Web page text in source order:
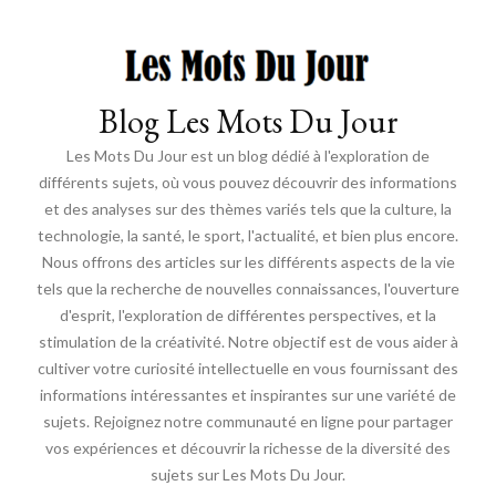
Blog Les Mots Du Jour
Les Mots Du Jour est un blog dédié à l'exploration de
différents sujets, où vous pouvez découvrir des informations
et des analyses sur des thèmes variés tels que la culture, la
technologie, la santé, le sport, l'actualité, et bien plus encore.
Nous offrons des articles sur les différents aspects de la vie
tels que la recherche de nouvelles connaissances, l'ouverture
d'esprit, l'exploration de différentes perspectives, et la
stimulation de la créativité. Notre objectif est de vous aider à
cultiver votre curiosité intellectuelle en vous fournissant des
informations intéressantes et inspirantes sur une variété de
sujets. Rejoignez notre communauté en ligne pour partager
vos expériences et découvrir la richesse de la diversité des
sujets sur Les Mots Du Jour.